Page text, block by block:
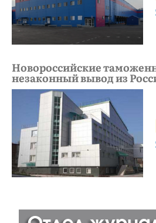
Новороссийские
незаконный вывод из